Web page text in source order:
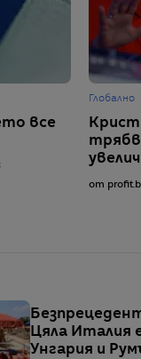
все
Глобално
от
Цяла Италия
Унгария и